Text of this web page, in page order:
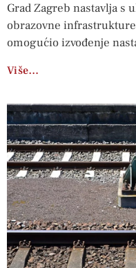
Grad Zagreb nastavlja s
obrazovne
omogućio izvođenje
Više…